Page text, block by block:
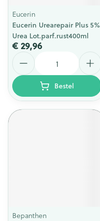
Eucerin
Eucerin Urearepair Plus 5%
Urea Lot.parf.rust400ml
€ 29,96
Bestel
Bepanthen